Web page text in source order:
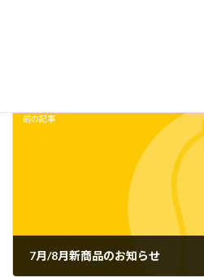
前の記事
7月/8月新商品のお知らせ